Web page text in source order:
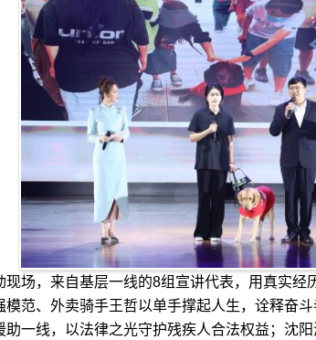
，来自基层一线的8组宣讲代表，用真实经
模范、外卖骑手王哲以单手撑起人生，诠释奋
助一线，以法律之光守护残疾人合法权益；沈